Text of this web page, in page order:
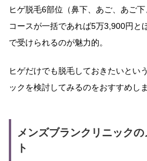
ヒゲ脱毛6部位（鼻下、あご、あご
コースが一括であれば5万3,900円と
で受けられるのが魅力的。
ヒゲだけでも脱毛しておきたいとい
ックを検討してみるのをおすすめしま
メンズブランクリニック
ト